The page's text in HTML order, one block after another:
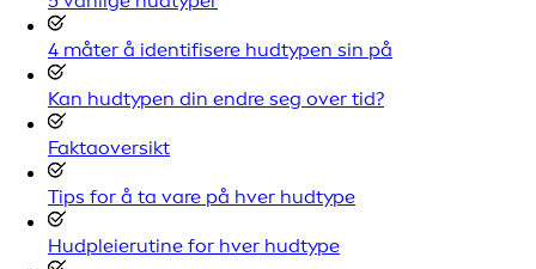
4 måter å identifisere hudtypen sin på
Kan hudtypen din endre seg over tid?
Faktaoversikt
Tips for å ta vare på hver hudtype
Hudpleierutine for hver hudtype